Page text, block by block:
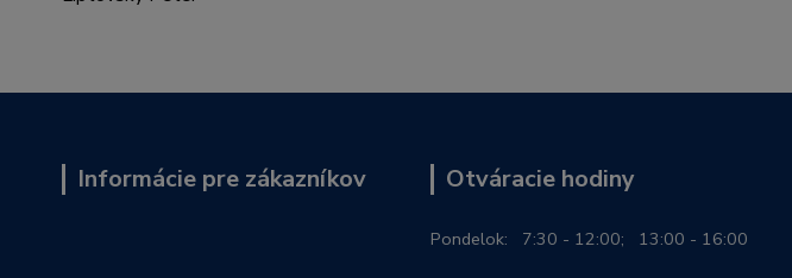
Informácie pre zákazníkov Otváracie hodiny
Pondelok: 7:30 - 12:00; 13:00 - 16:00